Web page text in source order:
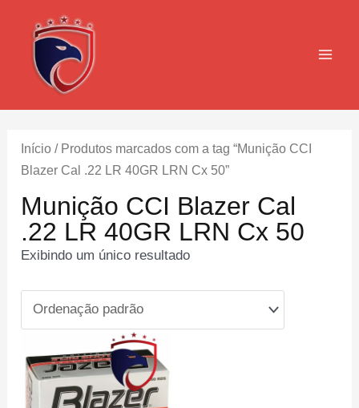
conteúdo
Início / Produtos marcados com a tag “Munição CCI
Blazer Cal .22 LR 40GR LRN Cx 50”
Munição CCI Blazer Cal
.22 LR 40GR LRN Cx 50
Exibindo um único resultado